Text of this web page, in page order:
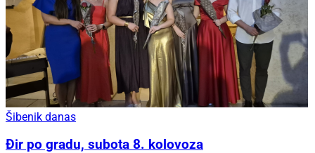
Šibenik danas
Đir po gradu, subota 8. kolovoza